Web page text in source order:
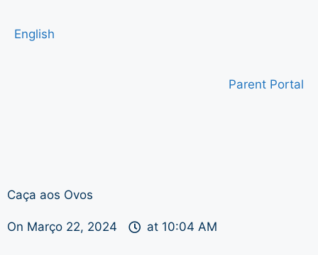
English
Parent Portal
Caça aos Ovos
On Março 22, 2024 at 10:04 AM